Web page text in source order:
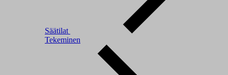
Säätilat
Tekeminen